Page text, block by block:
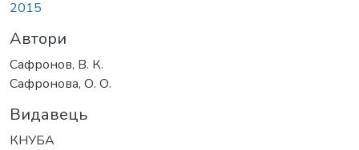
2015
Автори
Сафронов, В. К.
Сафронова, О. О.
Видавець
КНУБА